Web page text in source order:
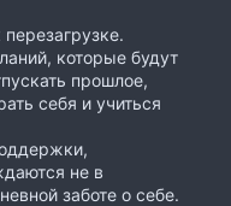
которые будут
прошлое,
себя и учиться
не в
заботе о себе.